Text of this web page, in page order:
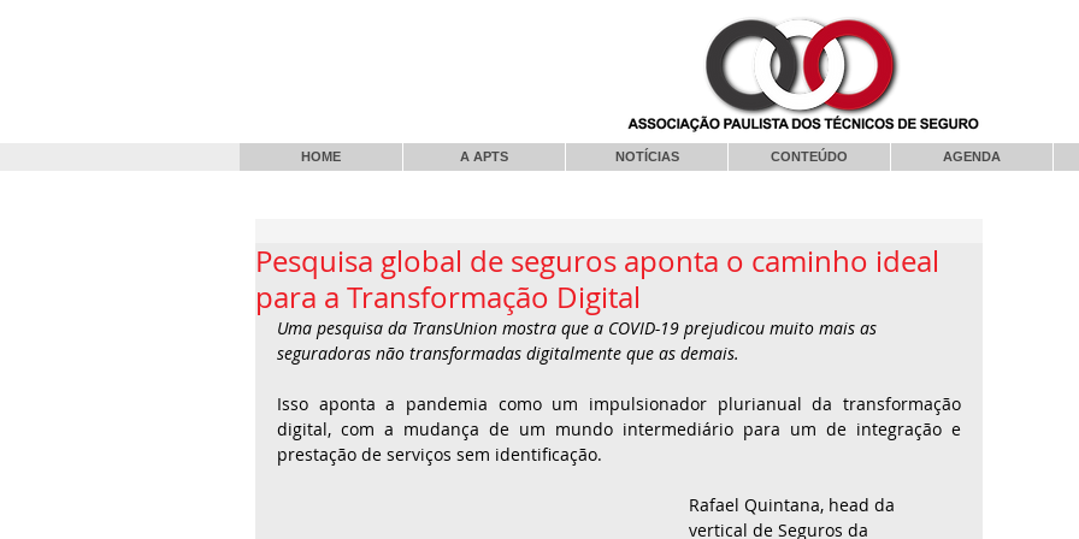
HOME A APTS NOTÍCIAS CONTEÚDO AGENDA
Pesquisa global de seguros aponta o caminho ideal
para a Transformação Digital
Uma pesquisa da TransUnion mostra que a COVID-19 prejudicou muito mais as
seguradoras não transformadas digitalmente que as demais.
Isso aponta a pandemia como um impulsionador plurianual da transformação
digital, com a mudança de um mundo intermediário para um de integração e
prestação de serviços sem identificação.
Rafael Quintana, head da
vertical de Seguros da